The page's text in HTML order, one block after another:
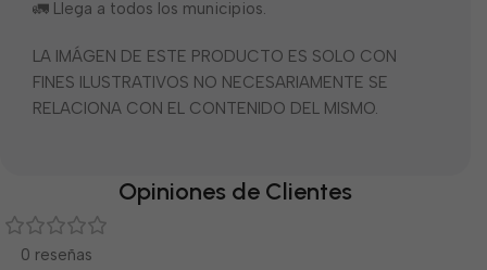
🚛 Llega a todos los municipios.
LA IMÁGEN DE ESTE PRODUCTO ES SOLO CON
FINES ILUSTRATIVOS NO NECESARIAMENTE SE
RELACIONA CON EL CONTENIDO DEL MISMO.
Opiniones de Clientes
0 reseñas